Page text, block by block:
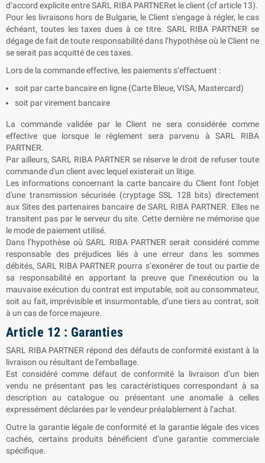
d’accord explicite entre SARL RIBA PARTNERet le client (cf article 13).
Pour les livraisons hors de Bulgarie, le Client s'engage à régler, le cas
échéant, toutes les taxes dues à ce titre. SARL RIBA PARTNERse
dégage de fait de toute responsabilité dans l’hypothèse où le Client ne
se serait pas acquitté de ces taxes.
Lors de la commande effective, les paiements s’effectuent :
soit par carte bancaire en ligne (Carte Bleue, VISA, Mastercard)
soit par virement bancaire
La commande validée par le Client ne sera considérée comme
effective que lorsque le règlement sera parvenu à SARL RIBA
PARTNER.
Par ailleurs, SARL RIBA PARTNER se réserve le droit de refuser toute
commande d'un client avec lequel existerait un litige.
Les informations concernant la carte bancaire du Client font l'objet
d'une transmission sécurisée (cryptage SSL 128 bits) directement
aux Sites des partenaires bancaire de SARL RIBA PARTNER. Elles ne
transitent pas par le serveur du site. Cette dernière ne mémorise que
le mode de paiement utilisé.
Dans l’hypothèse où SARL RIBA PARTNERserait considéré comme
responsable des préjudices liés à une erreur dans les sommes
débités, SARL RIBA PARTNER pourra s’exonérer de tout ou partie de
sa responsabilité en apportant la preuve que l’inexécution ou la
mauvaise exécution du contrat est imputable, soit au consommateur,
soit au fait, imprévisible et insurmontable, d’une tiers au contrat, soit
à un cas de force majeure.
Article 12 : Garanties
SARL RIBA PARTNER répond des défauts de conformité existant à la
livraison ou résultant de l’emballage.
Est considéré comme défaut de conformité la livraison d’un bien
vendu ne présentant pas les caractéristiques correspondant à sa
description au catalogue ou présentant une anomalie à celles
expressément déclarées par le vendeur préalablement à l’achat.
Outre la garantie légale de conformité et la garantie légale des vices
cachés, certains produits bénéficient d’une garantie commerciale
spécifique.